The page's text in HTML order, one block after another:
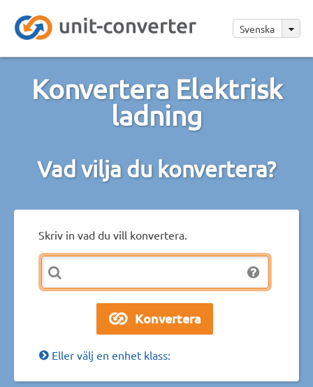
Svenska
Konvertera Elektrisk
ladning
Vad vilja du konvertera?
Skriv in vad du vill konvertera.
Eller välj en enhet klass: